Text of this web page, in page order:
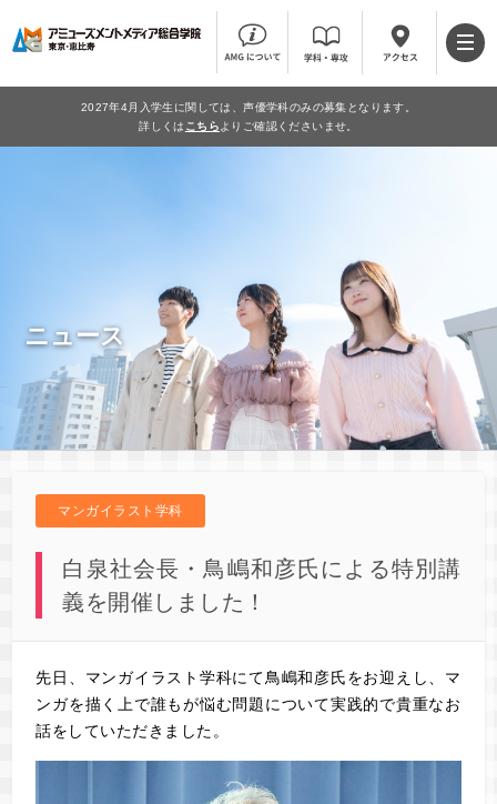
2027年4月入学生に関しては、声優学科のみの募集となります。
詳しくは こちら よりご確認くださいませ。
ニュース
マンガイラスト学科
白泉社会長・鳥嶋和彦氏による特別講
義を開催しました！
先日、マンガイラスト学科にて鳥嶋和彦氏をお迎えし、マ
ンガを描く上で誰もが悩む問題について実践的で貴重なお
話をしていただきました。